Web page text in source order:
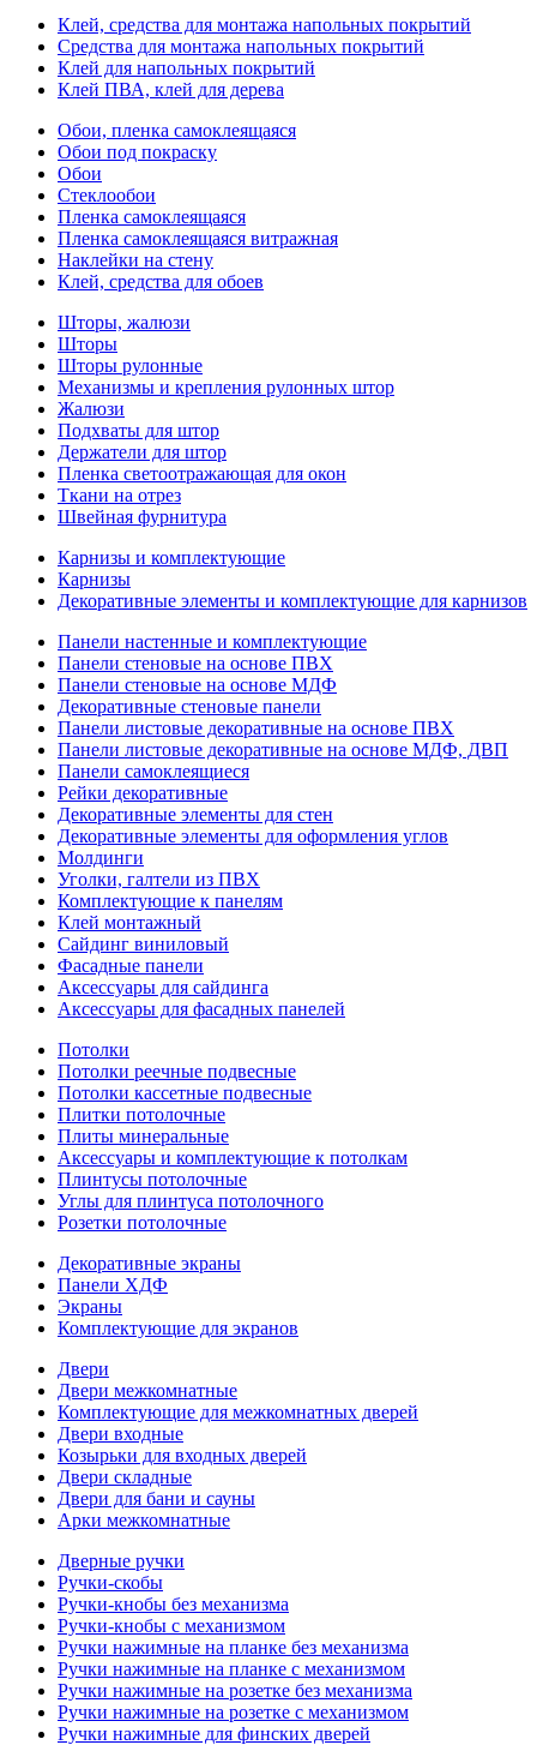
Клей, средства для монтажа напольных покрытий
Средства для монтажа напольных покрытий
Клей для напольных покрытий
Клей ПВА, клей для дерева
Обои, пленка самоклеящаяся
Обои под покраску
Обои
Стеклообои
Пленка самоклеящаяся
Пленка самоклеящаяся витражная
Наклейки на стену
Клей, средства для обоев
Шторы, жалюзи
Шторы
Шторы рулонные
Механизмы и крепления рулонных штор
Жалюзи
Подхваты для штор
Держатели для штор
Пленка светоотражающая для окон
Ткани на отрез
Швейная фурнитура
Карнизы и комплектующие
Карнизы
Декоративные элементы и комплектующие для карнизов
Панели настенные и комплектующие
Панели стеновые на основе ПВХ
Панели стеновые на основе МДФ
Декоративные стеновые панели
Панели листовые декоративные на основе ПВХ
Панели листовые декоративные на основе МДФ, ДВП
Панели самоклеящиеся
Рейки декоративные
Декоративные элементы для стен
Декоративные элементы для оформления углов
Молдинги
Уголки, галтели из ПВХ
Комплектующие к панелям
Клей монтажный
Сайдинг виниловый
Фасадные панели
Аксессуары для сайдинга
Аксессуары для фасадных панелей
Потолки
Потолки реечные подвесные
Потолки кассетные подвесные
Плитки потолочные
Плиты минеральные
Аксессуары и комплектующие к потолкам
Плинтусы потолочные
Углы для плинтуса потолочного
Розетки потолочные
Декоративные экраны
Панели ХДФ
Экраны
Комплектующие для экранов
Двери
Двери межкомнатные
Комплектующие для межкомнатных дверей
Двери входные
Козырьки для входных дверей
Двери складные
Двери для бани и сауны
Арки межкомнатные
Дверные ручки
Ручки-скобы
Ручки-кнобы без механизма
Ручки-кнобы с механизмом
Ручки нажимные на планке без механизма
Ручки нажимные на планке с механизмом
Ручки нажимные на розетке без механизма
Ручки нажимные на розетке с механизмом
Ручки нажимные для финских дверей